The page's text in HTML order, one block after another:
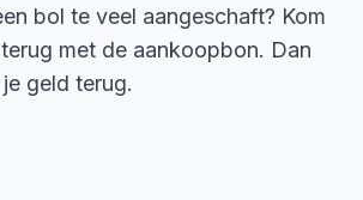
bol te veel aangeschaft? Kom
met de aankoopbon. Dan
geld terug.